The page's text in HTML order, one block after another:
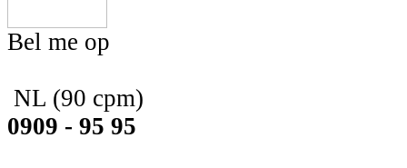
Bel me op
NL (90 cpm)
0909 - 95 95